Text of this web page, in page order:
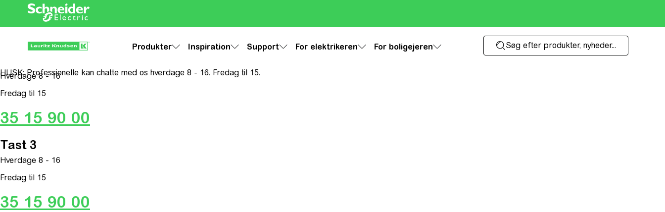
Produkter Inspiration Support For elektrikeren For boligejeren Søg efter produkter, nyheder...
HUSK: Professionelle kan chatte med os hverdage 8 - 16. Fredag til 15.
Hverdage 8 - 16
Fredag til 15
35 15 90 00
Tast 3
Hverdage 8 - 16
Fredag til 15
35 15 90 00